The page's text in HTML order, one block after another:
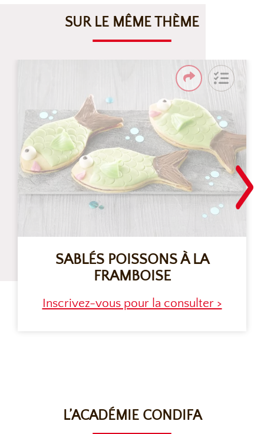
SUR LE MÊME THÈME
SABLÉS POISSONS À LA
FRAMBOISE
Inscrivez-vous pour la consulter >
L’ACADÉMIE CONDIFA